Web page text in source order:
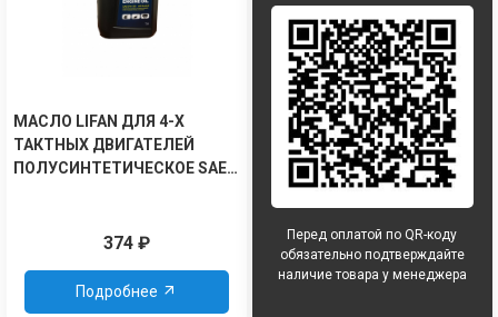
МАСЛО LIFAN ДЛЯ 4-Х
ТАКТНЫХ ДВИГАТЕЛЕЙ
ПОЛУСИНТЕТИЧЕСКОЕ SAE
374₽
Подробнее
Перед оплатой по QR-коду
обязательно подтверждайте
наличие товара у менеджера